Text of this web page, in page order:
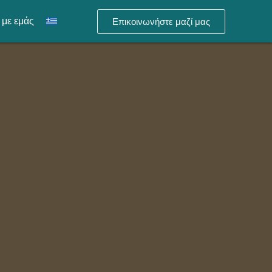
με εμάς Επικοινωνήστε μαζί μας